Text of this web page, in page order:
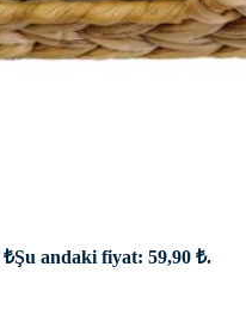
₺Şu andaki fiyat: 59,90 ₺.